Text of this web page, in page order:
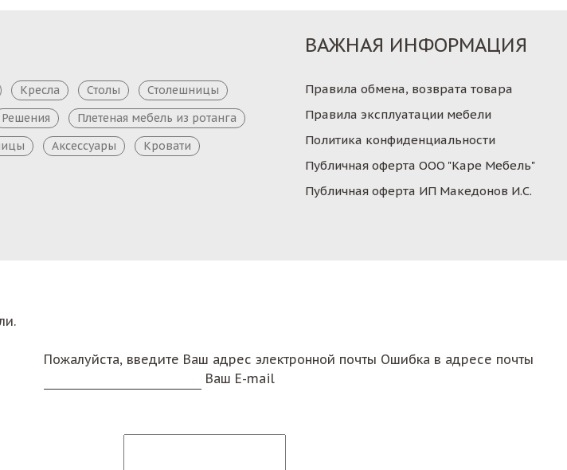
Кресла Столы
Столешницы
Решения
Плетеная мебель из ротанга
Аксессуары Кровати
ВАЖНАЯ ИНФОРМАЦИЯ
Правила обмена, возврата товара
Правила эксплуатации мебели
Политика конфиденциальности
Публичная оферта ООО "Каре Мебель"
Публичная оферта ИП Македонов И.С.
Пожалуйста, введите Ваш адрес электронной почты Ошибка в адресе почты
Ваш E-mail